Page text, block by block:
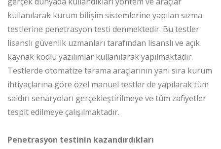
kullanılarak kurum bilişim sistemlerine yapılan sızma
testlerine penetrasyon testi denmektedir. Bu testler
lisanslı güvenlik uzmanları tarafından lisanslı ve açık
kaynak kodlu yazılımlar kullanılarak yapılmaktadır.
Testlerde otomatize tarama araçlarının yanı sıra kurum
ihtiyaçlarına göre özel manuel testler de yapılarak tüm
saldırı senaryoları gerçekleştirilmeye ve tüm zafiyetler
tespit edilmeye çalışılmaktadır.
Penetrasyon testinin kazandırdıkları